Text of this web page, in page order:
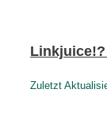
Zuletzt